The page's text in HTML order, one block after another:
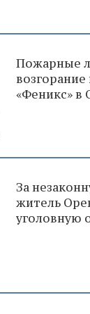
Пожарные
«Феникс» в
За
житель
уголовную